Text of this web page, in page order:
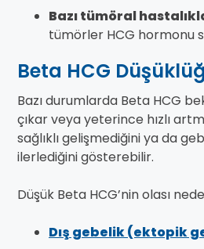
Bazı tümöral
tümörler HCG hormonu
Beta HCG
Bazı durumlarda Beta HCG
çıkar veya yeterince hızlı
sağlıklı gelişmediğini ya da
ilerlediğini gösterebilir.
Düşük Beta HCG’nin olası
Dış gebelik (ektopik